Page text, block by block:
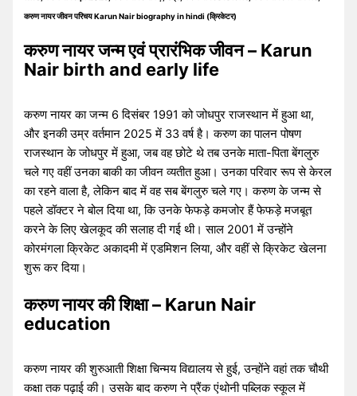
करुण नायर जीवन परिचय Karun Nair biography in hindi (क्रिकेटर)
करुण नायर जन्म एवं प्रारंभिक जीवन – Karun
Nair birth and early life
करुण नायर का जन्म 6 दिसंबर 1991 को जोधपुर राजस्थान में हुआ था,
और इनकी उम्र वर्तमान 2025 में 33 वर्ष है। करुण का पालन पोषण
राजस्थान के जोधपुर में हुआ, जब वह छोटे थे तब उनके माता-पिता बेंगलुरु
चले गए वहीं उनका बाकी का जीवन व्यतीत हुआ। उनका परिवार रूप से केरल
का रहने वाला है, लेकिन बाद में वह सब बेंगलुरु चले गए। करुण के जन्म से
पहले डॉक्टर ने बोल दिया था, कि उनके फेफड़े कमजोर हैं फेफड़े मजबूत
करने के लिए खेलकूद की सलाह दी गई थी। साल 2001 में उन्होंने
कोरमंगला क्रिकेट अकादमी में एडमिशन लिया, और वहीं से क्रिकेट खेलना
शुरू कर दिया।
करुण नायर की शिक्षा – Karun Nair
education
करुण नायर की शुरुआती शिक्षा चिन्मय विद्यालय से हुई, उन्होंने वहां तक चौथी
कक्षा तक पढ़ाई की। उसके बाद करुण ने प्रैंक एंथोनी पब्लिक स्कूल में